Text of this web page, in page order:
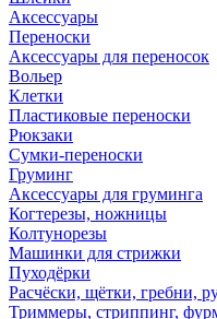
Аксессуары
Переноски
Аксессуары для переносок
Вольер
Клетки
Пластиковые переноски
Рюкзаки
Сумки-переноски
Груминг
Аксессуары для груминга
Когтерезы, ножницы
Колтунорезы
Машинки для стрижки
Пуходёрки
Расчёски, щётки, гребни,
Триммеры, стриппинг,